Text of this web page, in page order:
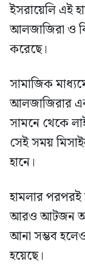
ইসরায়েলি এই
আলজাজিরা ও
করেছে।
সামাজিক
আলজাজিরার
সামনে থেকে
সেই সময়
হানে।
হামলার
আরও আটজন
আনা সম্ভব হলেও
হয়েছে।